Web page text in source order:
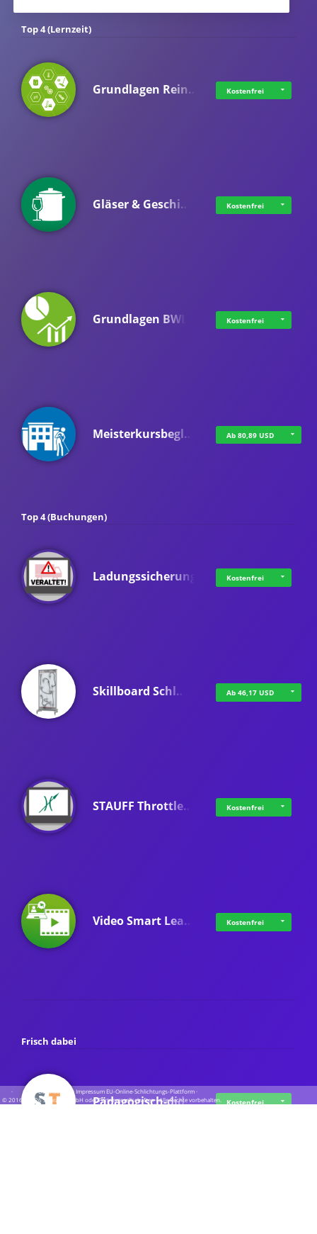
Top 4 (Lernzeit)
Grundlagen Rein… Kostenfrei
Gläser & Geschi… Kostenfrei
Grundlagen BWL Kostenfrei
Meisterkursbegl… Ab 80,89 USD
Top 4 (Buchungen)
Ladungssicherung Kostenfrei
Skillboard Schl… Ab 46,17 USD
STAUFF Throttle… Kostenfrei
Video Smart Lea… Kostenfrei
Frisch dabei
Pädagogisch-did… Kostenfrei
· · ·Datenschutz ·Impressum EU-Online-Schlichtungs-Plattform·
© 2016 - 2026 SupraTix GmbH oder Partnergesellschaften - Alle Rechte vorbehalten.